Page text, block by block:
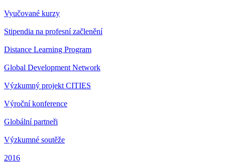
Vyučované kurzy
Stipendia na profesní začlenění
Distance Learning Program
Global Development Network
Výzkumný projekt CITIES
Výroční konference
Globální partneři
Výzkumné soutěže
2016